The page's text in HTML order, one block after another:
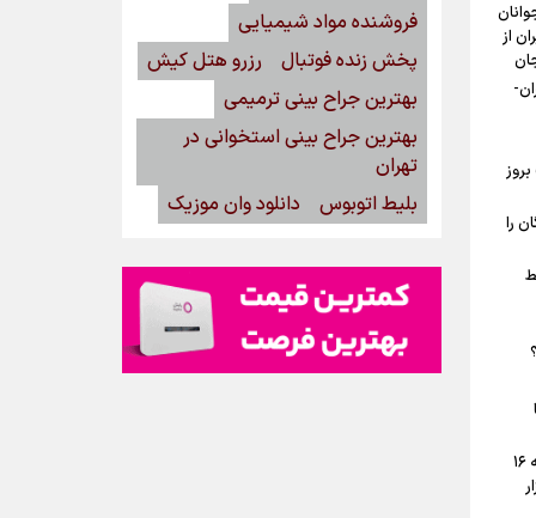
از
را
پیش‌بینی قیمت دلار، طلا و سکه جمعه ۱۶
فروشنده مواد شیمیایی
پخش زنده فوتبال
رزرو هتل کیش
بهترین جراح بینی ترمیمی
بهترین جراح بینی استخوانی در
تهران
بلیط اتوبوس
دانلود وان موزیک